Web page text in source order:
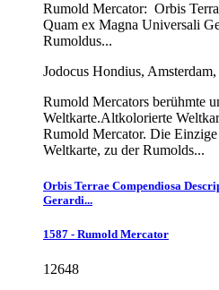
Rumold Mercator: Orbis
Quam ex Magna Universali
Rumoldus...
Jodocus Hondius,
Rumold Mercators berühmte
Weltkarte.Altkolorierte
Rumold Mercator. Die
Weltkarte, zu der Rumolds...
Orbis Terrae Compendiosa
Gerardi...
1587 - Rumold Mercator
12648